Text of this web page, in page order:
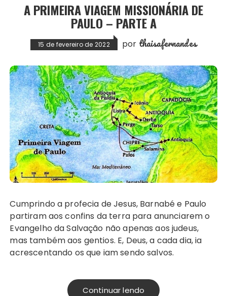
A PRIMEIRA VIAGEM MISSIONÁRIA DE
PAULO – PARTE A
15 de fevereiro de 2022 por thaisafernandes
Cumprindo a profecia de Jesus, Barnabé e Paulo
partiram aos confins da terra para anunciarem o
Evangelho da Salvação não apenas aos judeus,
mas também aos gentios. E, Deus, a cada dia, ia
acrescentando os que iam sendo salvos.
Continuar lendo